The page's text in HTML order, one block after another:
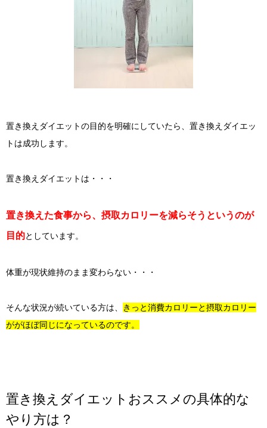
置き換えダイエットの目的を明確にしていたら、置き換えダイエッ
トは成功します。
置き換えダイエットは・・・
置き換えた食事から、摂取カロリーを減らそうというのが
目的としています。
体重が現状維持のまま変わらない・・・
そんな状況が続いている方は、
きっと消費カロリーと摂取カロリー
ががほぼ同じになっているのです。
置き換えダイエットおススメの具体的な
やり方は？